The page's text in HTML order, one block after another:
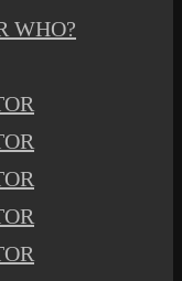
WHO?